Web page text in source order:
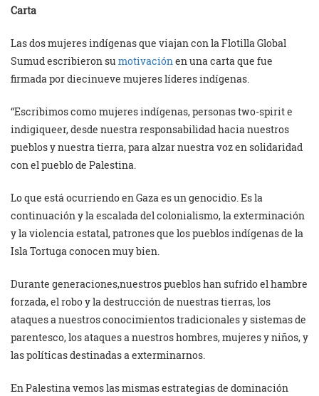
Carta
Las dos mujeres indígenas que viajan con la Flotilla Global
Sumud escribieron su motivaciónen una carta que fue
firmada por diecinueve mujeres líderes indígenas.
“Escribimos como mujeres indígenas, personas two-spirit e
indigiqueer, desde nuestra responsabilidad hacia nuestros
pueblos y nuestra tierra, para alzar nuestra voz en solidaridad
con el pueblo de Palestina.
Lo que está ocurriendo en Gaza es un genocidio. Es la
continuación y la escalada del colonialismo, la exterminación
y la violencia estatal, patrones que los pueblos indígenas de la
Isla Tortuga conocen muy bien.
Durante generaciones,nuestros pueblos han sufrido el hambre
forzada, el robo y la destrucción de nuestras tierras, los
ataques a nuestros conocimientos tradicionales y sistemas de
parentesco, los ataques a nuestros hombres, mujeres y niños, y
las políticas destinadas a exterminarnos.
En Palestina vemos las mismas estrategias de dominación